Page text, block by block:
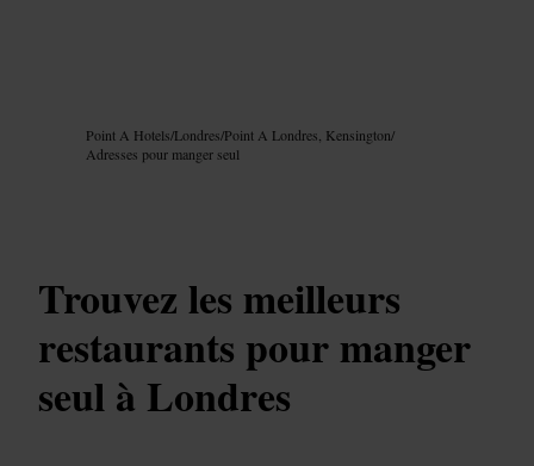
Point A Hotels/Londres/Point A Londres, Kensington/
Adresses pour manger seul
Trouvez les meilleurs
restaurants pour manger
seul à Londres